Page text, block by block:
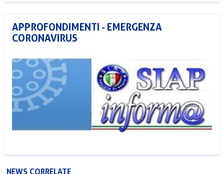
APPROFONDIMENTI - EMERGENZA
CORONAVIRUS
NEWS CORRELATE